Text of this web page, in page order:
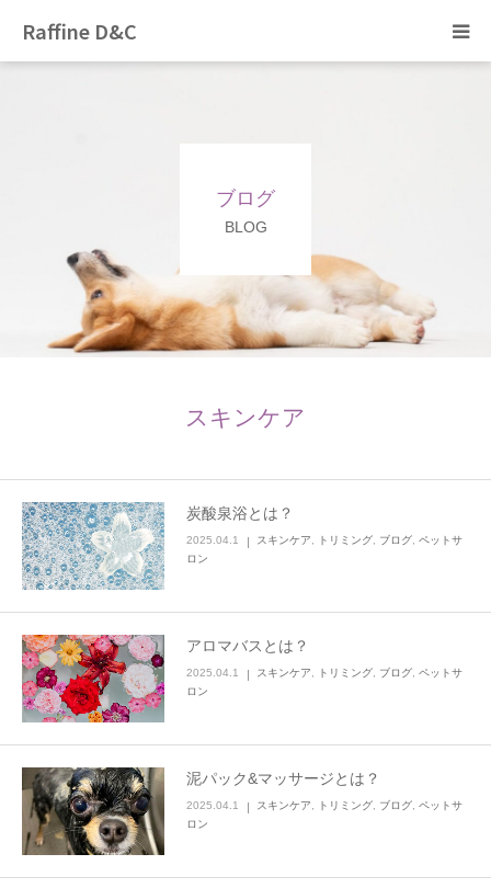
Raffine D&C
ブログ
BLOG
スキンケア
炭酸泉浴とは？
2025.04.1 スキンケア トリミング ブログ ペットサ
ロン
アロマバスとは？
2025.04.1 スキンケア トリミング ブログ ペットサ
ロン
泥パック&マッサージとは？
2025.04.1 スキンケア トリミング ブログ ペットサ
ロン
ぞのペットクリニック
猫カフェ